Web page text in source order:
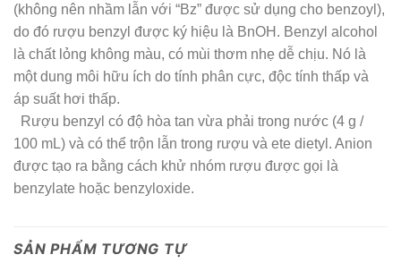
(không nên nhầm lẫn với “Bz” được sử dụng cho benzoyl),
do đó rượu benzyl được ký hiệu là BnOH. Benzyl alcohol
là chất lỏng không màu, có mùi thơm nhẹ dễ chịu. Nó là
một dung môi hữu ích do tính phân cực, độc tính thấp và
áp suất hơi thấp.
Rượu benzyl có độ hòa tan vừa phải trong nước (4 g /
100 mL) và có thể trộn lẫn trong rượu và ete dietyl. Anion
được tạo ra bằng cách khử nhóm rượu được gọi là
benzylate hoặc benzyloxide.
SẢN PHẨM TƯƠNG TỰ